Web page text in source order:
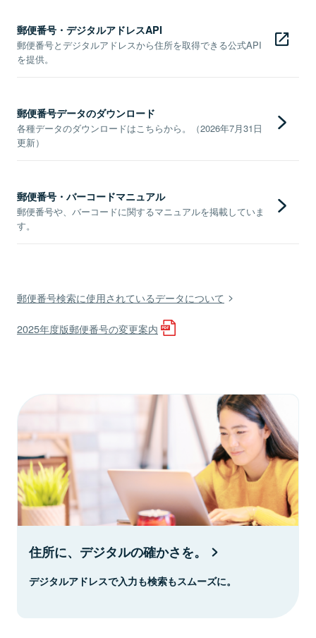
郵便番号・デジタルアドレスAPI
郵便番号とデジタルアドレスから住所を取得できる公式API
を提供。
郵便番号データのダウンロード
各種データのダウンロードはこちらから。（2026年7月31日
更新）
郵便番号・バーコードマニュアル
郵便番号や、バーコードに関するマニュアルを掲載していま
す。
郵便番号検索に使用されているデータについて
2025年度版郵便番号の変更案内
住所に、デジタルの確かさを。
デジタルアドレスで入力も検索もスムーズに。